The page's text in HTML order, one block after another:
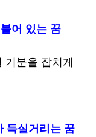
어 있는 꿈
기분을 잡치게
득실거리는 꿈